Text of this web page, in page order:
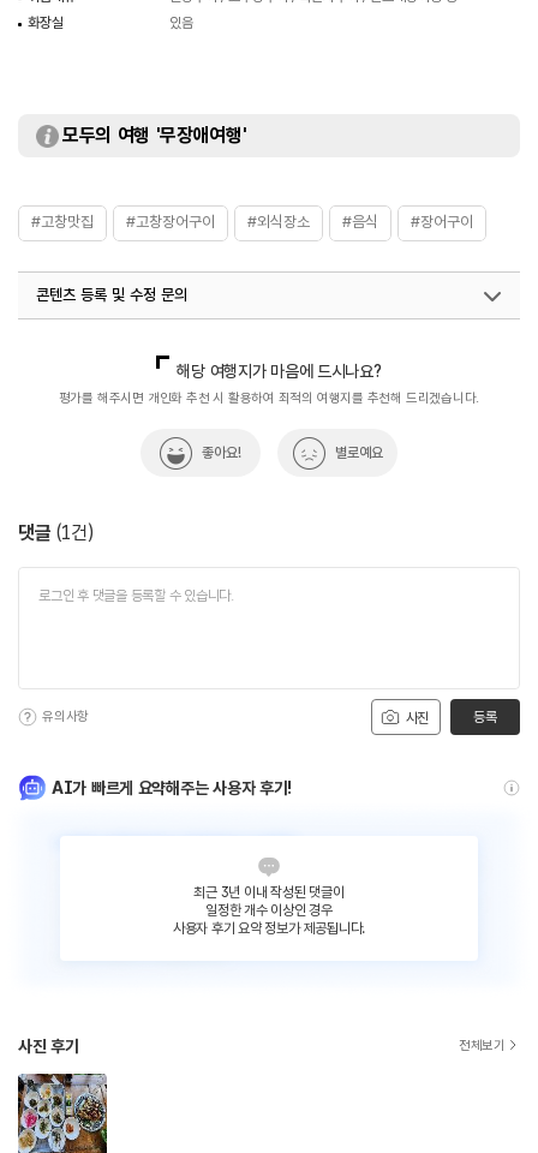
화장실
있음
모두의 여행 '무장애여행'
#고창맛집 #고창장어구이 #외식장소 #음식 #장어구이
콘텐츠 등록 및 수정 문의
해당 여행지가 마음에 드시나요?
평가를 해주시면 개인화 추천 시 활용하여 최적의 여행지를 추천해 드리겠습니다.
좋아요! 별로예요
댓글 (1건)
사진
유의사항 등록
AI가 빠르게 요약해주는 사용자 후기!
최근 3년 이내 작성된 댓글이
일정한 개수 이상인 경우
사용자 후기 요약 정보가 제공됩니다.
사진 후기 전체보기